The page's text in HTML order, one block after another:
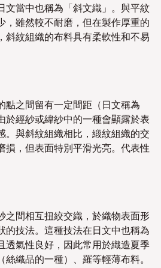
文當中也稱為「斜文織」。與平紋
，雖然較不耐磨，但在製作厚重的
斜紋組織的布料具有柔軟性和不易
點之間留有一定間距（日文稱為
於經紗或緯紗中的一種會顯露於表
。與斜紋組織相比，緞紋組織的交
損，但表面特別平滑光亮。代表性
之間相互扭絞交織，於織物表面形
的技法。這種技法在日文中也稱為
透氣性良好，因此常用於織造夏季
織品的一種）、羅等輕薄布料。